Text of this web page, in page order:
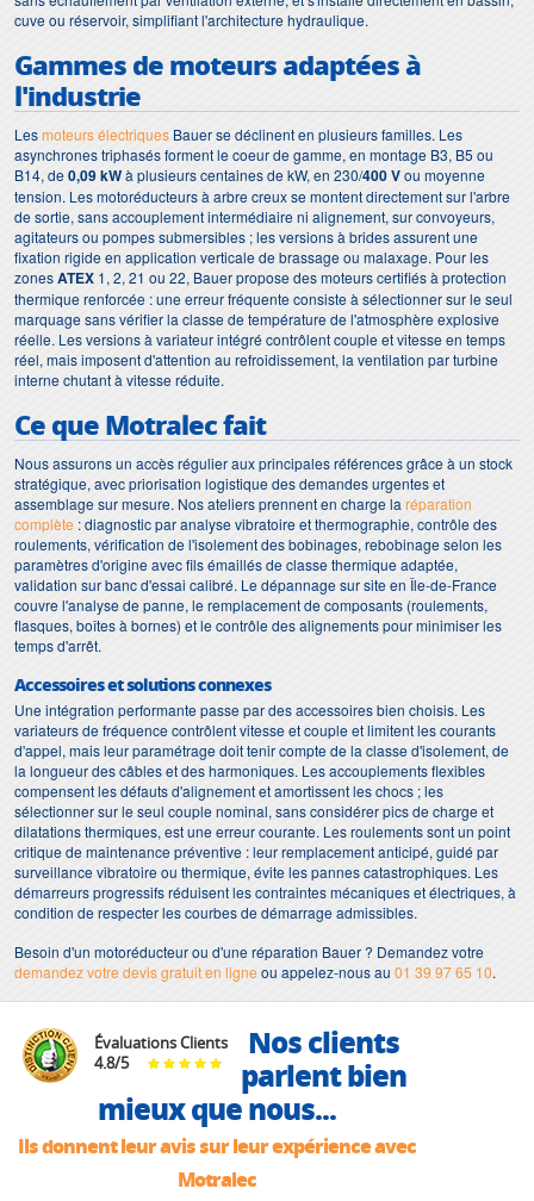
cuve ou réservoir, simplifiant l'architecture hydraulique.
Gammes de moteurs adaptées à
l'industrie
Lesmoteurs électriques Bauer se déclinent en plusieurs familles. Les
asynchrones triphasés forment le coeur de gamme, en montage B3, B5 ou
B14, de0,09 kWà plusieurs centaines de kW, en 230/400 Vou moyenne
tension. Les motoréducteurs à arbre creux se montent directement sur l'arbre
de sortie, sans accouplement intermédiaire ni alignement, sur convoyeurs,
agitateurs ou pompes submersibles ; les versions à brides assurent une
fixation rigide en application verticale de brassage ou malaxage. Pour les
zonesATEX 1, 2, 21 ou 22, Bauer propose des moteurs certifiés à protection
thermique renforcée : une erreur fréquente consiste à sélectionner sur le seul
marquage sans vérifier la classe de température de l'atmosphère explosive
réelle. Les versions à variateur intégré contrôlent couple et vitesse en temps
réel, mais imposent d'attention au refroidissement, la ventilation par turbine
interne chutant à vitesse réduite.
Ce que Motralec fait
Nous assurons un accès régulier aux principales références grâce à un stock
stratégique, avec priorisation logistique des demandes urgentes et
assemblage sur mesure. Nos ateliers prennent en charge la réparation
complète : diagnostic par analyse vibratoire et thermographie, contrôle des
roulements, vérification de l'isolement des bobinages, rebobinage selon les
paramètres d'origine avec fils émaillés de classe thermique adaptée,
validation sur banc d'essai calibré. Le dépannage sur site en Île-de-France
couvre l'analyse de panne, le remplacement de composants (roulements,
flasques, boîtes à bornes) et le contrôle des alignements pour minimiser les
temps d'arrêt.
Accessoires et solutions connexes
Une intégration performante passe par des accessoires bien choisis. Les
variateurs de fréquence contrôlent vitesse et couple et limitent les courants
d'appel, mais leur paramétrage doit tenir compte de la classe d'isolement, de
la longueur des câbles et des harmoniques. Les accouplements flexibles
compensent les défauts d'alignement et amortissent les chocs ; les
sélectionner sur le seul couple nominal, sans considérer pics de charge et
dilatations thermiques, est une erreur courante. Les roulements sont un point
critique de maintenance préventive : leur remplacement anticipé, guidé par
surveillance vibratoire ou thermique, évite les pannes catastrophiques. Les
démarreurs progressifs réduisent les contraintes mécaniques et électriques, à
condition de respecter les courbes de démarrage admissibles.
Besoin d'un motoréducteur ou d'une réparation Bauer ? Demandez votre
demandez votre devis gratuit en ligne ou appelez-nous au 01 39 97 65 10.
Évaluations Clients
4.8/5
Nos clients
parlent bien
mieux que nous...
Ils donnent leur avis sur leur expérience avec
Motralec